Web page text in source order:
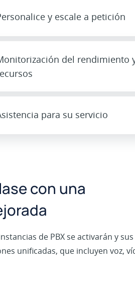
y escale a petición
del rendimiento
para su servicio
con una
de PBX se activarán y
unificadas, que incluyen voz,